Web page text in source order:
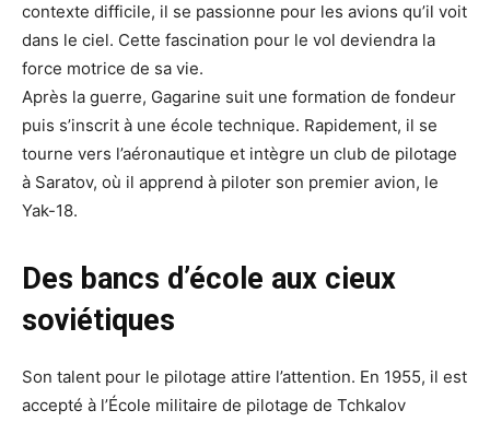
contexte difficile, il se passionne pour les avions qu’il voit
dans le ciel. Cette fascination pour le vol deviendra la
force motrice de sa vie.
Après la guerre, Gagarine suit une formation de fondeur
puis s’inscrit à une école technique. Rapidement, il se
tourne vers l’aéronautique et intègre un club de pilotage
à Saratov, où il apprend à piloter son premier avion, le
Yak-18.
Des bancs d’école aux cieux
soviétiques
Son talent pour le pilotage attire l’attention. En 1955, il est
accepté à l’École militaire de pilotage de Tchkalov